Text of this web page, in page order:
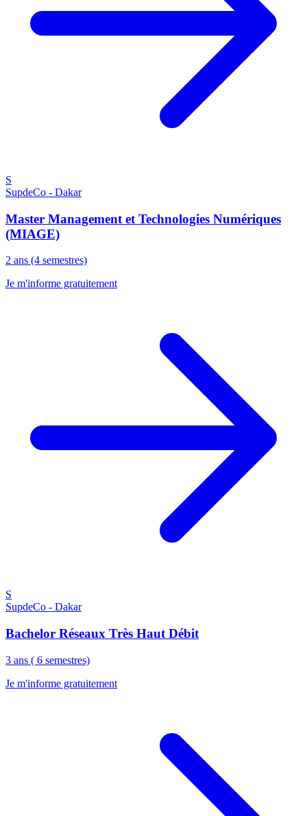
S
SupdeCo - Dakar
Master Management et Technologies Numériques
(MIAGE)
2 ans (4 semestres)
Je m'informe gratuitement
S
SupdeCo - Dakar
Bachelor Réseaux Très Haut Débit
3 ans ( 6 semestres)
Je m'informe gratuitement